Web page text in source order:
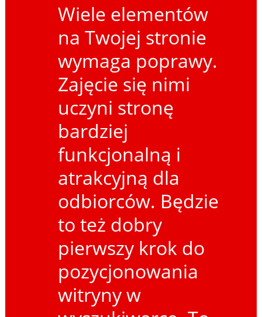
Wiele elementów
na Twojej stronie
wymaga poprawy.
Zajęcie się nimi
uczyni stronę
bardziej
funkcjonalną i
atrakcyjną dla
odbiorców. Będzie
to też dobry
pierwszy krok do
pozycjonowania
witryny w